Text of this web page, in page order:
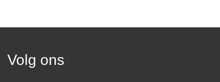
Volg ons